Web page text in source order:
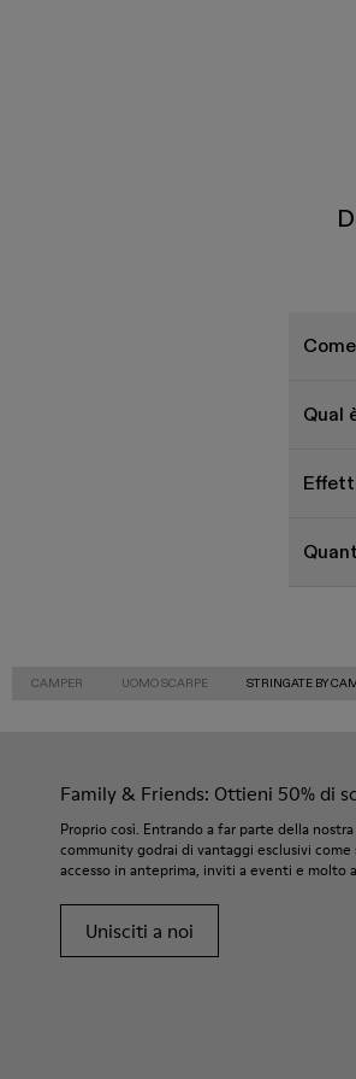
Qual
CAMPER UOMO SCARPE STRINGATE BY
Family & Friends: Ottieni 50% di
Proprio così. Entrando a far parte della nostra
community godrai di vantaggi esclusivi come
accesso in anteprima, inviti a eventi e molto
Unisciti a noi